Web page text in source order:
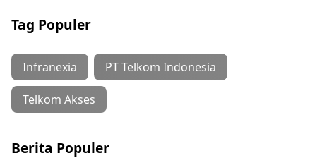
Tag Populer
Infranexia PT Telkom Indonesia
Telkom Akses
Berita Populer